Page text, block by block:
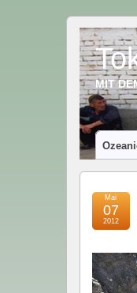
MIT
Mai
07
2012